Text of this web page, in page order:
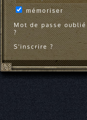
mémoriser
Mot de passe oublié
?
S'inscrire ?